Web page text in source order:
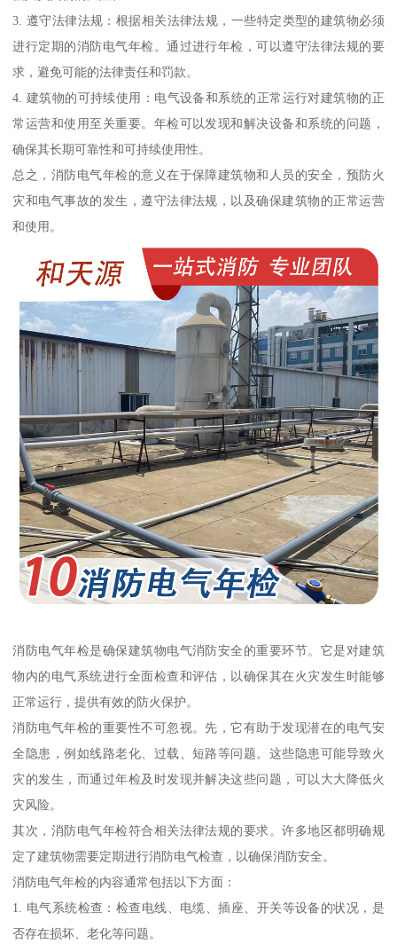
3. 遵守法律法规：根据相关法律法规，一些特定类型的建筑物必须
进行定期的消防电气年检。通过进行年检，可以遵守法律法规的要
求，避免可能的法律责任和罚款。
4. 建筑物的可持续使用：电气设备和系统的正常运行对建筑物的正
常运营和使用至关重要。年检可以发现和解决设备和系统的问题，
确保其长期可靠性和可持续使用性。
总之，消防电气年检的意义在于保障建筑物和人员的安全，预防火
灾和电气事故的发生，遵守法律法规，以及确保建筑物的正常运营
和使用。
消防电气年检是确保建筑物电气消防安全的重要环节。它是对建筑
物内的电气系统进行全面检查和评估，以确保其在火灾发生时能够
正常运行，提供有效的防火保护。
消防电气年检的重要性不可忽视。先，它有助于发现潜在的电气安
全隐患，例如线路老化、过载、短路等问题。这些隐患可能导致火
灾的发生，而通过年检及时发现并解决这些问题，可以大大降低火
灾风险。
其次，消防电气年检符合相关法律法规的要求。许多地区都明确规
定了建筑物需要定期进行消防电气检查，以确保消防安全。
消防电气年检的内容通常包括以下方面：
1. 电气系统检查：检查电线、电缆、插座、开关等设备的状况，是
否存在损坏、老化等问题。